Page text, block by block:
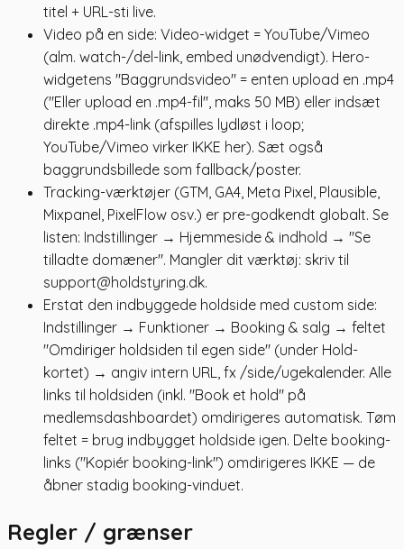
titel + URL-sti live.
Video på en side: Video-widget = YouTube/Vimeo
(alm. watch-/del-link, embed unødvendigt). Hero-
widgetens "Baggrundsvideo" = enten upload en .mp4
("Eller upload en .mp4-fil", maks 50 MB) eller indsæt
direkte .mp4-link (afspilles lydløst i loop;
YouTube/Vimeo virker IKKE her). Sæt også
baggrundsbillede som fallback/poster.
Tracking-værktøjer (GTM, GA4, Meta Pixel, Plausible,
Mixpanel, PixelFlow osv.) er pre-godkendt globalt. Se
listen: Indstillinger → Hjemmeside & indhold → "Se
tilladte domæner". Mangler dit værktøj: skriv til
support@holdstyring.dk.
Erstat den indbyggede holdside med custom side:
Indstillinger → Funktioner → Booking & salg → feltet
"Omdiriger holdsiden til egen side" (under Hold-
kortet) → angiv intern URL, fx /side/ugekalender. Alle
links til holdsiden (inkl. "Book et hold" på
medlemsdashboardet) omdirigeres automatisk. Tøm
feltet = brug indbygget holdside igen. Delte booking-
links ("Kopiér booking-link") omdirigeres IKKE — de
åbner stadig booking-vinduet.
Regler / grænser